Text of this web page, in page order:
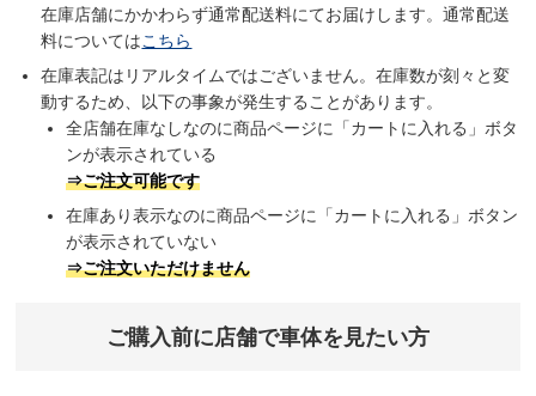
在庫店舗にかかわらず通常配送料にてお届けします。通常配送
料についてはこちら
在庫表記はリアルタイムではございません。在庫数が刻々と変
動するため、以下の事象が発生することがあります。
全店舗在庫なしなのに商品ページに「カートに入れる」ボタ
ンが表示されている
⇒ご注文可能です
在庫あり表示なのに商品ページに「カートに入れる」ボタン
が表示されていない
⇒ご注文いただけません
ご購入前に店舗で車体を見たい方